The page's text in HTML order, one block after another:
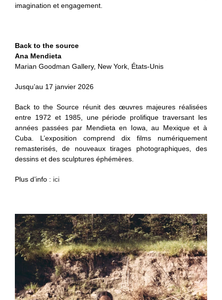
imagination et engagement.
Back to the source
Ana Mendieta
Marian Goodman Gallery, New York, États-Unis
Jusqu’au 17 janvier 2026
Back to the Source réunit des œuvres majeures réalisées
entre 1972 et 1985, une période prolifique traversant les
années passées par Mendieta en Iowa, au Mexique et à
Cuba. L’exposition comprend dix films numériquement
remasterisés, de nouveaux tirages photographiques, des
dessins et des sculptures éphémères.
Plus d’info : ici